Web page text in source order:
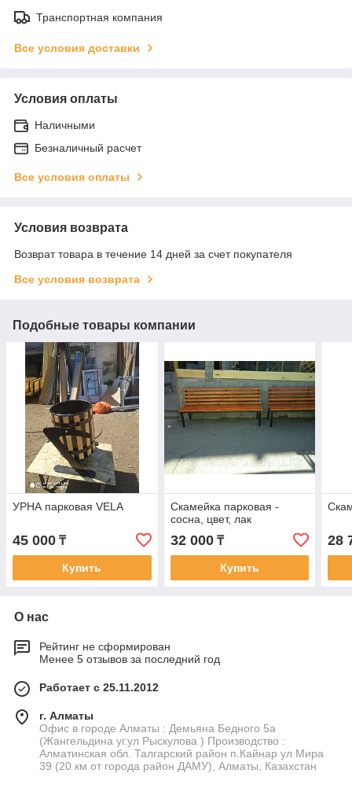
Транспортная компания
Все условия доставки
Условия оплаты
Наличными
Безналичный расчет
Все условия оплаты
Условия возврата
Возврат товара в течение 14 дней за счет покупателя
Все условия возврата
Подобные товары компании
УРНА парковая VELA
45 000 ₸
Купить
Скамейка парковая -
сосна, цвет, лак
32 000₸
Купить
28
О нас
Рейтинг не сформирован
Менее 5 отзывов за последний год
Работает с 25.11.2012
г. Алматы
Офис в городе Алматы : Демьяна Бедного 5а
(Жангельдина уг.ул Рыскулова ) Производство :
Алматинская обл. Талгарский район п.Кайнар ул Мира
39 (20 км от города район ДАМУ), Алматы, Казахстан